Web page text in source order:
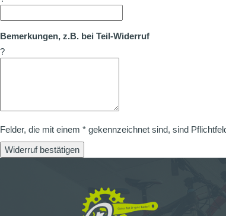
Bemerkungen, z.B. bei Teil-Widerruf
?
Felder, die mit einem * gekennzeichnet sind, sind
Widerruf bestätigen